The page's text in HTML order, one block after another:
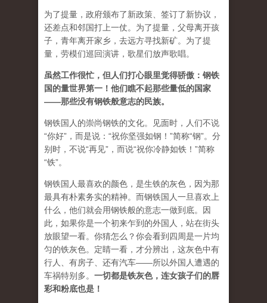
为了提量，政府颁布了新政策、签订了新协议，
还差点和邻国打上一仗。为了提量，父母离开孩
子，青年离开家乡，去远方寻找新矿。为了提
量，劳模们巡回演讲，歌星们放声歌唱。
虽然工作很忙，但人们打心眼里觉得骄傲：钢铁
国的量世界第一！他们瞧不起那些量低的国家
——那些没有钢铁般意志的民族。
钢铁国人的崇尚钢铁的文化。见面时，人们不说
“你好”，而是说：“祝你坚强如钢！”简称“钢”。分
别时，不说“再见”，而说“祝你冷静如铁！”简称
“铁”。
钢铁国人最喜欢的颜色，是生铁的灰色，因为那
最具有朴素务实的精神。而钢铁国人一旦喜欢上
什么，他们就会用钢铁般的意志一做到底。因
此，如果你是一个初来乍到的外国人，站在街头
放眼望一看。你猜怎么？你会看到四周是一片均
匀的铁灰色。定睛一看，才分辨出，这灰色中有
行人、有房子、还有汽车——所以外国人遭遇的
车祸特别多。 一切都是铁灰色，连女孩子们的唇
彩和粉底也是！